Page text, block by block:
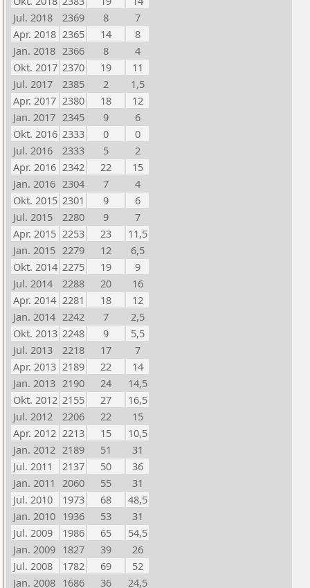
Jul. 2018
2369 8
7
Apr. 2018 2365 14
8
Jan. 2018 2366 8
4
Okt. 2017 2370 19
11
Jul. 2017
2385 2
1,5
Apr. 2017 2380 18
12
Jan. 2017 2345 9
6
Okt. 2016 2333 0
0
Jul. 2016
2333 5
2
Apr. 2016 2342 22
15
Jan. 2016 2304 7
4
Okt. 2015 2301 9
6
Jul. 2015
2280 9
7
Apr. 2015 2253 23
11,5
Jan. 2015 2279 12
6,5
Okt. 2014 2275 19
9
Jul. 2014
2288 20
16
Apr. 2014 2281 18
12
Jan. 2014 2242 7
2,5
Okt. 2013 2248 9
5,5
Jul. 2013
2218 17
7
Apr. 2013 2189 22
14
Jan. 2013 2190 24
14,5
Okt. 2012 2155 27
16,5
Jul. 2012
2206 22
15
Apr. 2012 2213 15
10,5
Jan. 2012 2189 51
31
Jul. 2011
2137 50
36
Jan. 2011 2060 55
31
Jul. 2010
1973 68
48,5
Jan. 2010 1936 53
31
Jul. 2009
1986 65
54,5
Jan. 2009 1827 39
26
Jul. 2008
1782 69
52
Jan. 2008 1686 36 24,5